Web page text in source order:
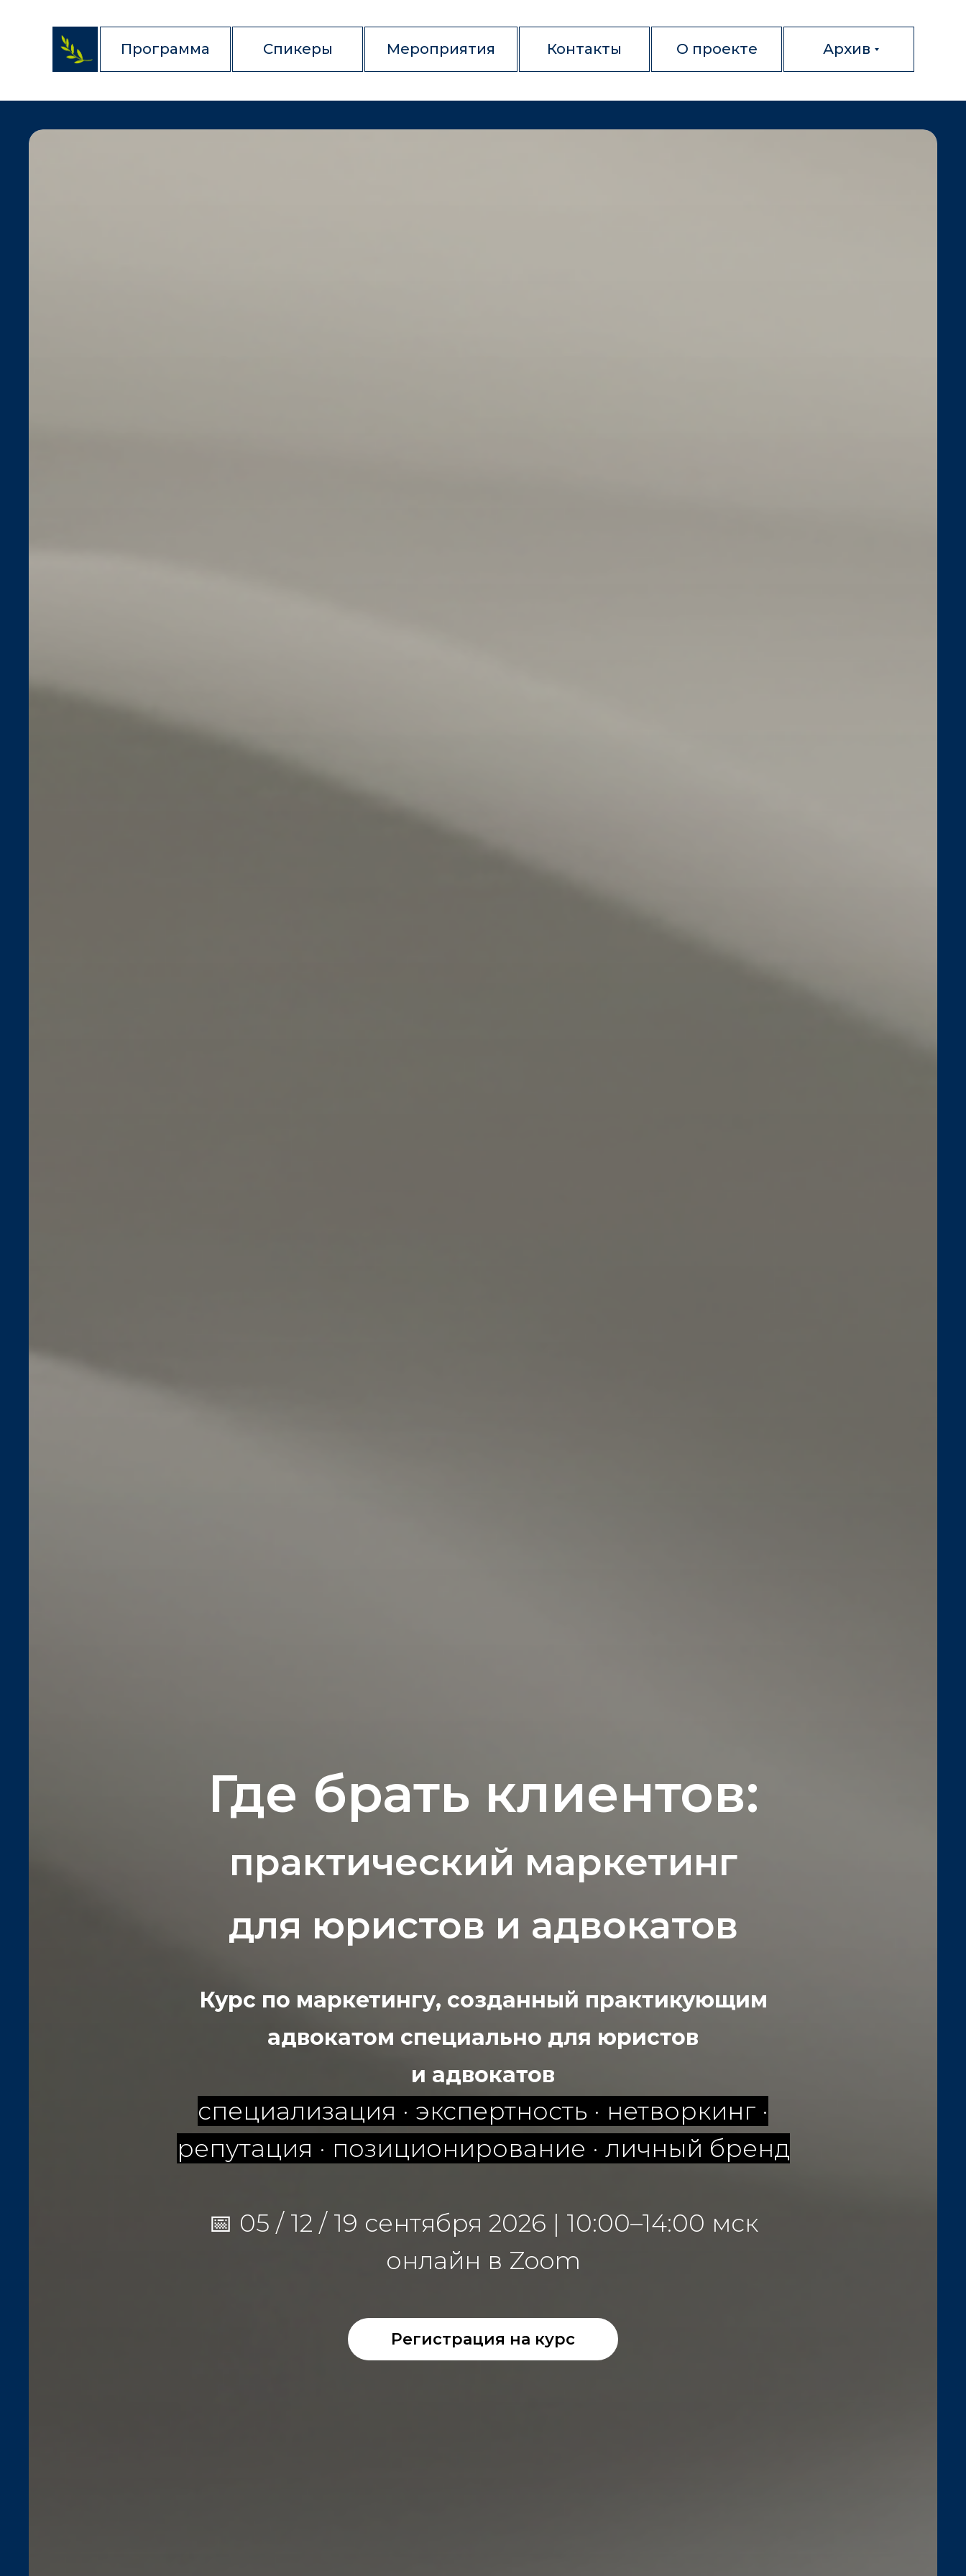
Спикеры
Программа Архив
О проекте
Контакты
Мероприятия
Где брать клиентов:
практический маркетинг
для юристов и адвокатов
Курс по маркетингу, созданный практикующим
адвокатом специально для юристов
и адвокатов
специализация · экспертность · нетворкинг ·
репутация · позиционирование · личный бренд
📅 05 / 12 / 19 сентября 2026 | 10:00–14:00 мск
онлайн в Zoom
Регистрация на курс